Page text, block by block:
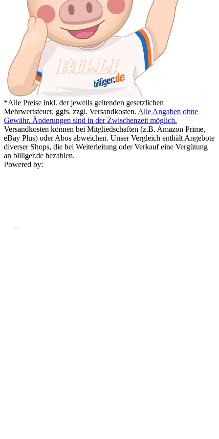
*Alle Preise inkl. der jeweils geltenden gesetzlichen
Mehrwertsteuer, ggfs. zzgl. Versandkosten. Alle Angaben ohne
Gewähr. Änderungen sind in der Zwischenzeit möglich.
Versandkosten können bei Mitgliedschaften (z.B. Amazon Prime,
eBay Plus) oder Abos abweichen. Unser Vergleich enthält Angebote
diverser Shops, die bei Weiterleitung oder Verkauf eine Vergütung
an billiger.de bezahlen.
Powered by: